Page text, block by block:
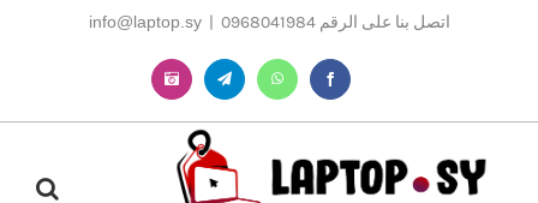
اتصل بنا على الرقم 0968041984 |
info@laptop.sy
Facebook
WhatsApp
Telegram
Instagram